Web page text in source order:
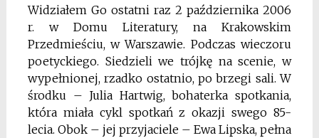
Widziałem Go ostatni raz 2 października 2006
r. w Domu Literatury, na Krakowskim
Przedmieściu, w Warszawie. Podczas wieczoru
poetyckiego. Siedzieli we trójkę na scenie, w
wypełnionej, rzadko ostatnio, po brzegi sali. W
środku – Julia Hartwig, bohaterka spotkania,
która miała cykl spotkań z okazji swego 85-
lecia. Obok – jej przyjaciele – Ewa Lipska, pełna